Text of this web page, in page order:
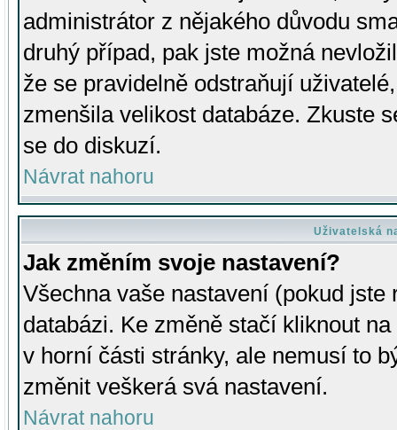
administrátor z nějakého důvodu
druhý případ, pak jste možná
že se pravidelně odstraňují
zmenšila velikost databáze. Zkuste
se do diskuzí.
Návrat nahoru
Uživatelská
Jak změním svoje nastavení?
Všechna vaše nastavení (pokud
databázi. Ke změně stačí kliknout
v horní části stránky, ale nemusí to
změnit veškerá svá nastavení.
Návrat nahoru